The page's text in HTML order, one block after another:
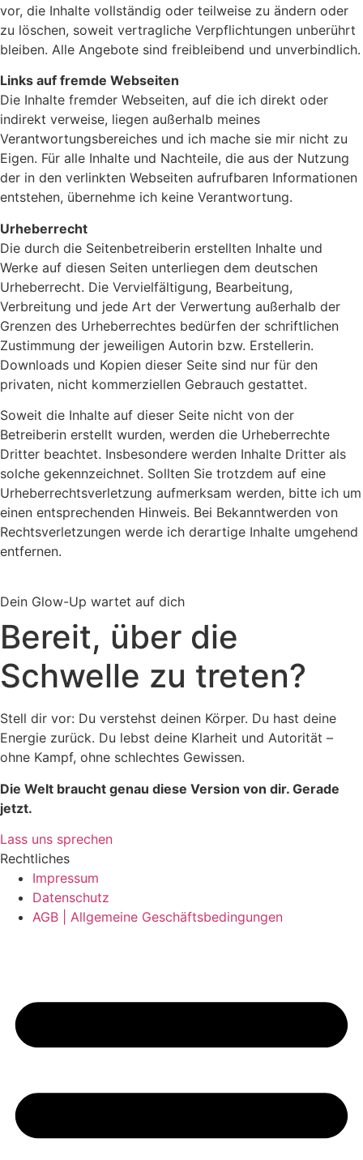
vor, die Inhalte vollständig oder teilweise zu ändern oder
zu löschen, soweit vertragliche Verpflichtungen unberührt
bleiben. Alle Angebote sind freibleibend und unverbindlich.
Links auf fremde Webseiten
Die Inhalte fremder Webseiten, auf die ich direkt oder
indirekt verweise, liegen außerhalb meines
Verantwortungsbereiches und ich mache sie mir nicht zu
Eigen. Für alle Inhalte und Nachteile, die aus der Nutzung
der in den verlinkten Webseiten aufrufbaren Informationen
entstehen, übernehme ich keine Verantwortung.
Urheberrecht
Die durch die Seitenbetreiberin erstellten Inhalte und
Werke auf diesen Seiten unterliegen dem deutschen
Urheberrecht. Die Vervielfältigung, Bearbeitung,
Verbreitung und jede Art der Verwertung außerhalb der
Grenzen des Urheberrechtes bedürfen der schriftlichen
Zustimmung der jeweiligen Autorin bzw. Erstellerin.
Downloads und Kopien dieser Seite sind nur für den
privaten, nicht kommerziellen Gebrauch gestattet.
Soweit die Inhalte auf dieser Seite nicht von der
Betreiberin erstellt wurden, werden die Urheberrechte
Dritter beachtet. Insbesondere werden Inhalte Dritter als
solche gekennzeichnet. Sollten Sie trotzdem auf eine
Urheberrechtsverletzung aufmerksam werden, bitte ich um
einen entsprechenden Hinweis. Bei Bekanntwerden von
Rechtsverletzungen werde ich derartige Inhalte umgehend
entfernen.
Dein Glow-Up wartet auf dich
Bereit, über die
Schwelle zu treten?
Stell dir vor: Du verstehst deinen Körper. Du hast deine
Energie zurück. Du lebst deine Klarheit und Autorität –
ohne Kampf, ohne schlechtes Gewissen.
Die Welt braucht genau diese Version von dir. Gerade
jetzt.
Lass uns sprechen
Rechtliches
Impressum
Datenschutz
AGB | Allgemeine Geschäftsbedingungen